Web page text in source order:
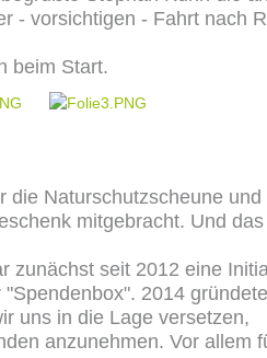
- vorsichtigen - Fahrt nach
beim Start.
die Naturschutzscheune und
mitgebracht. Und
zunächst seit 2012 eine
2014
uns in die Lage versetzen,
anzunehmen. Vor allem